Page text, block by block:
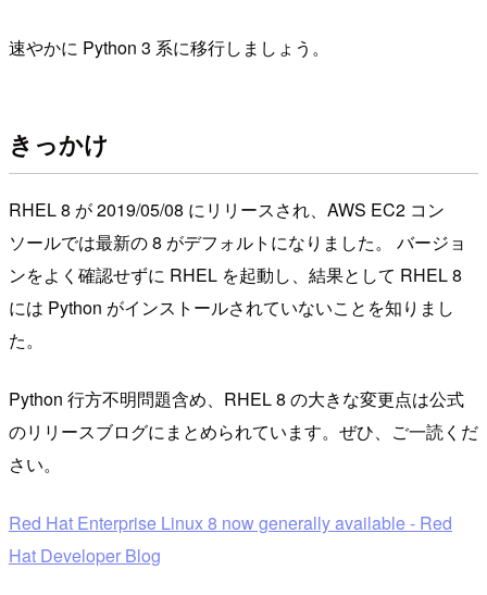
速やかに Python 3 系に移行しましょう。
きっかけ
RHEL 8 が 2019/05/08 にリリースされ、AWS EC2 コン
ソールでは最新の 8 がデフォルトになりました。 バージョ
ンをよく確認せずに RHEL を起動し、結果として RHEL 8
には Python がインストールされていないことを知りまし
た。
Python 行方不明問題含め、RHEL 8 の大きな変更点は公式
のリリースブログにまとめられています。ぜひ、ご一読くだ
さい。
Red Hat Enterprise Linux 8 now generally available - Red
Hat Developer Blog